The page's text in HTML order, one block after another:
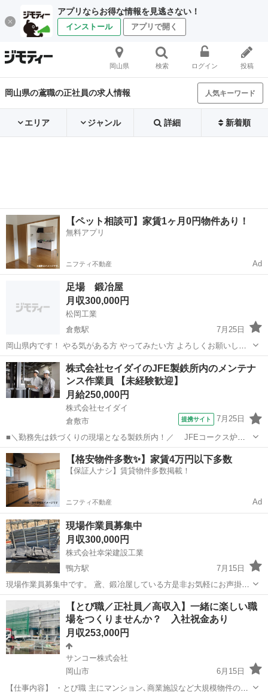
アプリならお得な情報を見逃さない！
インストール アプリで開く
岡山県 検索 ログイン 投稿
岡山県の鳶職の正社員の求人情報 人気キーワード
エリア ジャンル 詳細 新着順
【ペット相談可】家賃1ヶ月0円物件あり！
無料アプリ
ニフティ不動産 Ad
足場 鍛冶屋
月収300,000円
松岡工業
倉敷駅
7月25日
岡山県内です！ やる気がある方 やってみたい方 よろしくお願いしま
す！ 土日休み 可 日当制になります！
岡山 倉敷市 倉敷駅 鳶職 鍛冶屋
株式会社セイダイのJFE製鉄所内のメンテナ
ンス作業員 【未経験歓迎】
月給250,000円
株式会社セイダイ
倉敷市
提携サイト 7月25日
■＼勤務先は鉄づくりの現場となる製鉄所内！／ JFEコークス炉の
メンテナンスや 関連する設備工事のサポート業務をお任せします！ ＝
＝＝＝＝＝＝＝＝＝＝＝＝＝＝＝＝＝＝ ◎そもそもコークス炉って？
鉄づくりに必要な“コー...
岡山 倉敷市 鳶職
【格安物件多数✨】家賃4万円以下多数
【保証人ナシ】賃貸物件多数掲載！
ニフティ不動産 Ad
現場作業員募集中
月収300,000円
株式会社幸栄建設工業
鴨方駅
7月15日
現場作業員募集中です。 鳶、鍛冶屋している方是非お気軽にお声掛け
して下さい。
岡山 浅口市 鴨方駅 鳶職
【とび職／正社員／高収入】一緒に楽しい職
場をつくりませんか？ 入社祝金あり
月収253,000円
サンコー株式会社
岡山市
6月15日
【仕事内容】 ・とび職 主にマンション､商業施設など大規模物件の建